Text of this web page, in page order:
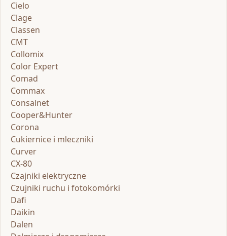
Cielo
Clage
Classen
CMT
Collomix
Color Expert
Comad
Commax
Consalnet
Cooper&Hunter
Corona
Cukiernice i mleczniki
Curver
CX-80
Czajniki elektryczne
Czujniki ruchu i fotokomórki
Dafi
Daikin
Dalen